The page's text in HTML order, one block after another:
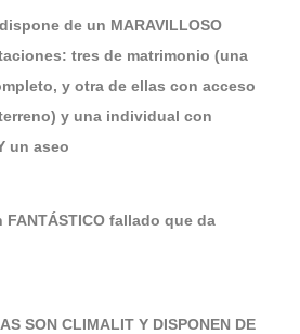
de un MARAVILLOSO
tres de matrimonio (una
y otra de ellas con acceso
y una individual con
un aseo
fallado que da
SON CLIMALIT Y DISPONEN DE